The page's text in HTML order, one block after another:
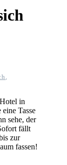
in
Tasse
sehe, der
fällt
zur
fassen!